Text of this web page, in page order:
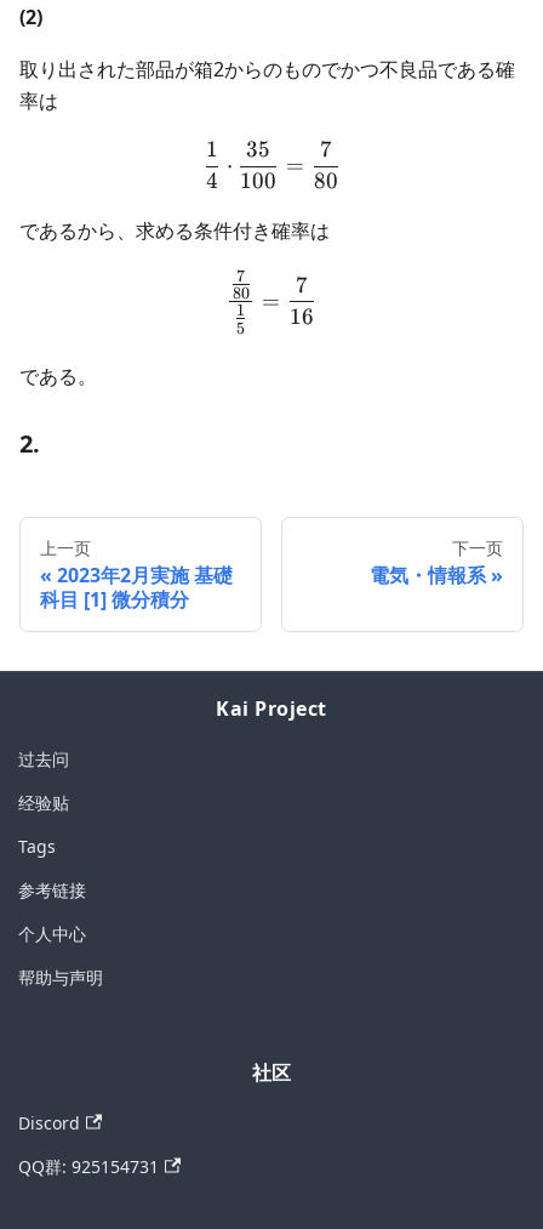
(2)
取り出された部品が箱2からのものでかつ不良品である確
率は
\begin{aligned}
4
1
⋅
100
35
=
80
7
であるから、求める条件付き確率は
\begin{aligned}
5
1
80
7
=
16
7
である。
2.
上一页
2023年2月実施 基礎
科目 [1] 微分積分
下一页
電気・情報系
Kai Project
过去问
经验贴
Tags
参考链接
个人中心
帮助与声明
社区
Discord
QQ群: 925154731